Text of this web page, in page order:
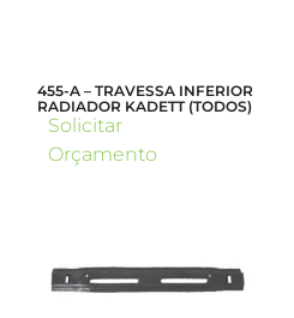
455-A – TRAVESSA INFERIOR
RADIADOR KADETT (TODOS)
Solicitar
Orçamento